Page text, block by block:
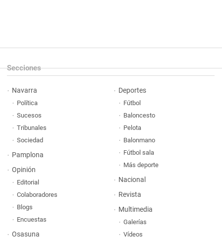
Secciones
Navarra
Política
Sucesos
Tribunales
Sociedad
Pamplona
Opinión
Editorial
Colaboradores
Blogs
Encuestas
Osasuna
Deportes
Fútbol
Baloncesto
Pelota
Balonmano
Fútbol sala
Más deporte
Nacional
Revista
Multimedia
Galerías
Vídeos